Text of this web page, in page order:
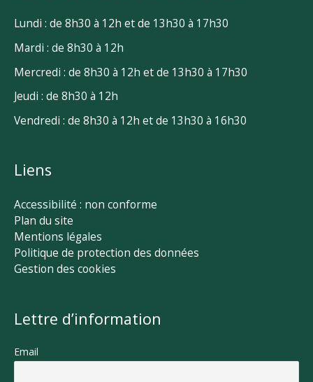
Lundi : de 8h30 à 12h et de 13h30 à 17h30
Mardi : de 8h30 à 12h
Mercredi : de 8h30 à 12h et de 13h30 à 17h30
Jeudi : de 8h30 à 12h
Vendredi : de 8h30 à 12h et de 13h30 à 16h30
Liens
Accessibilité : non conforme
Plan du site
Mentions légales
Politique de protection des données
Gestion des cookies
Lettre d’information
Email